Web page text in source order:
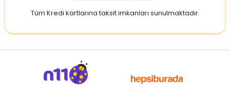
Tüm Kredi kartlarına taksit imkanları sunulmaktadır.